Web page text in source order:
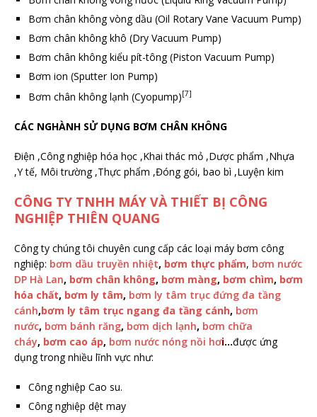
Bơm chân không vòng dầu (Oil Rotary Vane Vacuum Pump)
Bơm chân không khô (Dry Vacuum Pump)
Bơm chân không kiểu pít-tông (Piston Vacuum Pump)
Bơm ion (Sputter Ion Pump)
Bơm chân không lạnh (Cyopump)[7]
CÁC NGHÀNH SỬ DỤNG BƠM CHÂN KHÔNG
Điện ,Công nghiệp hóa học ,Khai thác mỏ ,Dược phẩm ,Nhựa
,Y tế, Môi trường ,Thực phẩm ,Đóng gói, bao bì ,Luyện kim
CÔNG TY TNHH MÁY VÀ THIẾT BỊ CÔNG
NGHIỆP THIÊN QUANG
Công ty chúng tôi chuyên cung cấp các loại máy bơm công
nghiệp: bơm dầu truyền nhiệt, bơm thực phẩm, bơm nước
DP Hà Lan, bơm chân không, bơm màng, bơm chìm, bơm
hóa chất, bơm ly tâm, bơm ly tâm trục đứng đa tầng
cánh,bơm ly tâm trục ngang đa tầng cánh, bơm
nước, bơm bánh răng, bơm dịch lạnh, bơm chữa
cháy, bơm cao áp, bơm nước nóng nồi hơi…được ứng
dụng trong nhiều lĩnh vực như:
Công nghiệp Cao su.
Công nghiệp dệt may